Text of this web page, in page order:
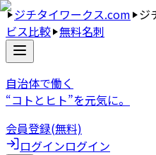
ジチタイワークス.com ジ
ビス比較 無料名刺
自治体で働く
“コトとヒト”を元気に。
会員登録(無料)
ログインログイン